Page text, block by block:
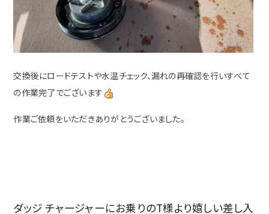
交換後にロードテストや水温チェック、漏れの再確認を行いすべて
の作業完了でございます
作業ご依頼をいただきありがとうございました。
ダッジ チャージャーにお乗りのT様より嬉しい差し入